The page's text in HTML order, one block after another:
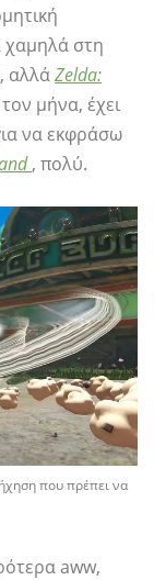
χαμηλά στη
αλλάZelda:
μήνα, έχει
να εκφράσω
, πολύ.
που πρέπει να
aww,